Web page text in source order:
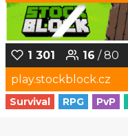
1 301 16 / 80
play.stockblock.cz
Survival RPG PvP